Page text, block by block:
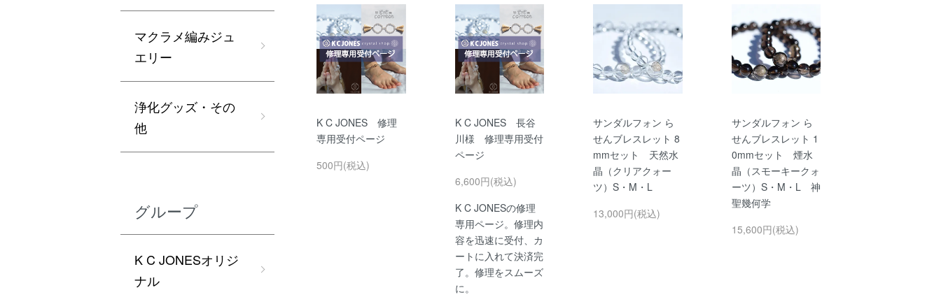
K C JONES 修理
専用受付ページ
500円(税込)
K C JONES 長谷
川様 修理専用受付
ページ
6,600円(税込)
K C JONESの修理
専用ページ。修理内
容を迅速に受付、カ
ートに入れて決済完
了。修理をスムーズ
に。
サンダルフォン ら
せんブレスレット 8
mmセット 天然水
晶（クリアクォー
ツ）S・M・L
13,000円(税込)
サンダルフォン ら
せんブレスレット 1
0mmセット 煙水
晶（スモーキークォ
ーツ）S・M・L 神
聖幾何学
15,600円(税込)
マクラメ編みジュ
エリー
浄化グッズ・その
他
グループ
K C JONESオリジ
ナル